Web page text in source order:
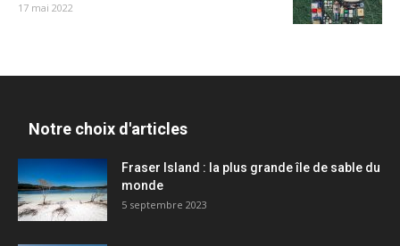
17 mai 2022
Notre choix d'articles
Fraser Island : la plus grande île de sable du
monde
5 septembre 2023